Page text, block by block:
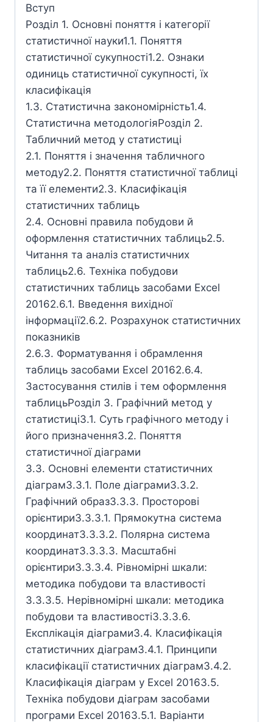
Вступ
Розділ 1. Основні поняття і категорії
статистичної науки1.1. Поняття
статистичної сукупності1.2. Ознаки
одиниць статистичної сукупності, їх
класифікація
1.3. Статистична закономірність1.4.
Статистична методологіяРозділ 2.
Табличний метод у статистиці
2.1. Поняття і значення табличного
методу2.2. Поняття статистичної таблиці
та її елементи2.3. Класифікація
статистичних таблиць
2.4. Основні правила побудови й
оформлення статистичних таблиць2.5.
Читання та аналіз статистичних
таблиць2.6. Техніка побудови
статистичних таблиць засобами Excel
20162.6.1. Введення вихідної
інформації2.6.2. Розрахунок статистичних
показників
2.6.3. Форматування і обрамлення
таблиць засобами Excel 20162.6.4.
Застосування стилів і тем оформлення
таблицьРозділ 3. Графічний метод у
статистиці3.1. Суть графічного методу і
його призначення3.2. Поняття
статистичної діаграми
3.3. Основні елементи статистичних
діаграм3.3.1. Поле діаграми3.3.2.
Графічний образ3.3.3. Просторові
орієнтири3.3.3.1. Прямокутна система
координат3.3.3.2. Полярна система
координат3.3.3.3. Масштабні
орієнтири3.3.3.4. Рівномірні шкали:
методика побудови та властивості
3.3.3.5. Нерівномірні шкали: методика
побудови та властивості3.3.3.6.
Експлікація діаграми3.4. Класифікація
статистичних діаграм3.4.1. Принципи
класифікації статистичних діаграм3.4.2.
Класифікація діаграм у Еxcel 20163.5.
Техніка побудови діаграм засобами
програми Excel 20163.5.1. Варіанти